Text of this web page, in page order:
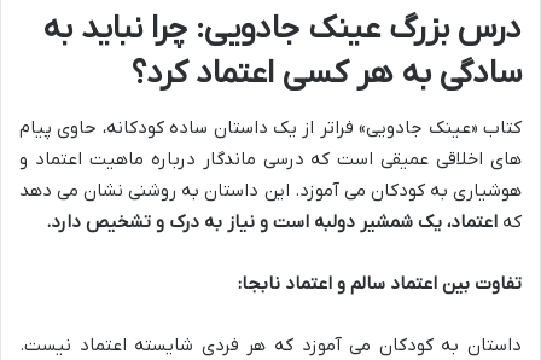
درس بزرگ عینک جادویی: چرا نباید به
سادگی به هر کسی اعتماد کرد؟
کتاب «عینک جادویی» فراتر از یک داستان ساده کودکانه، حاوی پیام
های اخلاقی عمیقی است که درسی ماندگار درباره ماهیت اعتماد و
هوشیاری به کودکان می آموزد. این داستان به روشنی نشان می دهد
که اعتماد، یک شمشیر دولبه است و نیاز به درک و تشخیص دارد.
تفاوت بین اعتماد سالم و اعتماد نابجا:
داستان به کودکان می آموزد که هر فردی شایسته اعتماد نیست.